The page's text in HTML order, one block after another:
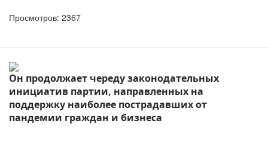
Просмотров: 2367
Он продолжает череду законодательных
инициатив партии, направленных на
поддержку наиболее пострадавших от
пандемии граждан и бизнеса